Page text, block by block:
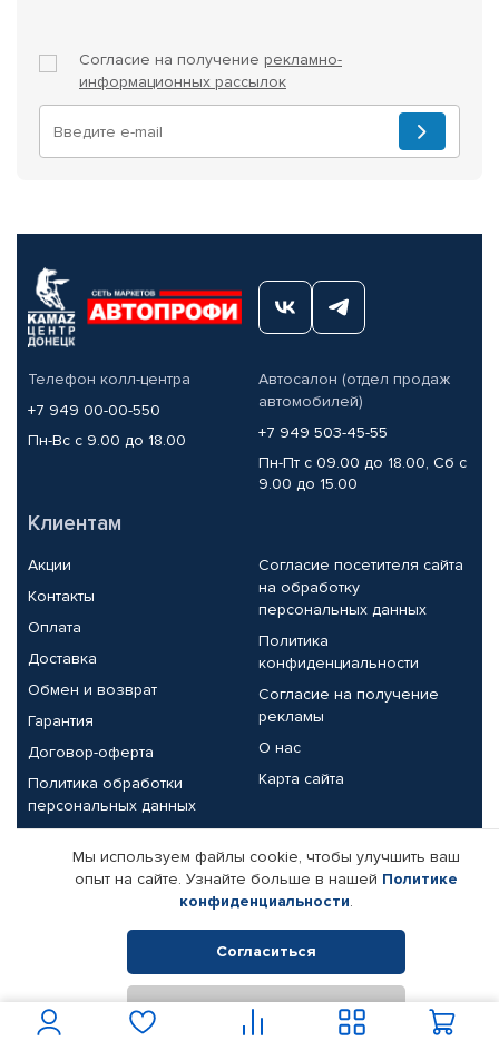
Согласие на получение рекламно-
информационных рассылок
Телефон колл-центра
+7 949 00-00-550
Пн-Вс с 9.00 до 18.00
Автосалон (отдел продаж
автомобилей)
+7 949 503-45-55
Пн-Пт с 09.00 до 18.00, Сб с
9.00 до 15.00
Клиентам
Акции
Контакты
Оплата
Доставка
Обмен и возврат
Гарантия
Договор-оферта
Политика обработки
персональных данных
Согласие посетителя сайта
на обработку
персональных данных
Политика
конфиденциальности
Согласие на получение
рекламы
О нас
Карта сайта
Партнерам
Корпоративным клиентам
Поставщикам
Реквизиты компании
© КАМАЗ ЦЕНТР ДОНЕЦК, 2015-2026. Все права защищены.
Интернет-магазин автомобильных товаров Автопрофи.
Мы используем файлы cookie, чтобы улучшить ваш
опыт на сайте. Узнайте больше в нашей Политике
конфиденциальности.
Согласиться
Отклонить